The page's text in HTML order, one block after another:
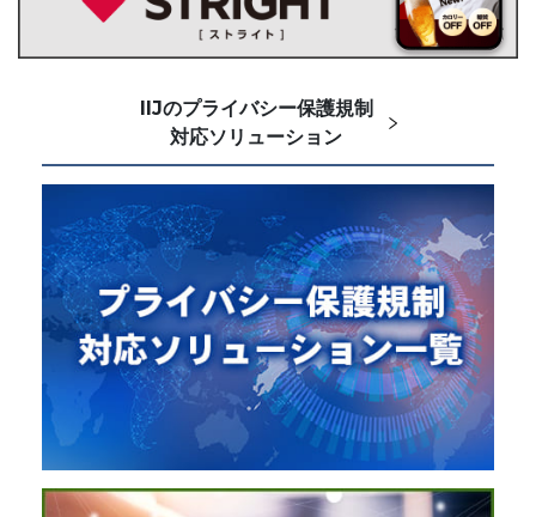
IIJのプライバシー保護規制
対応ソリューション